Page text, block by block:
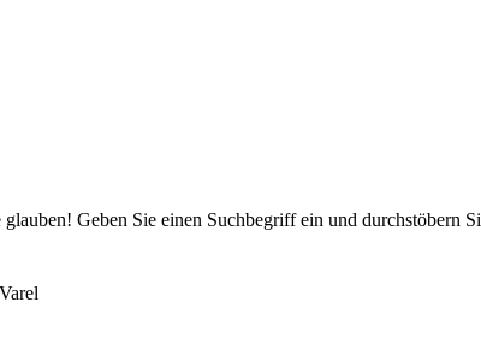
Geben Sie einen Suchbegriff ein und durchstöbern